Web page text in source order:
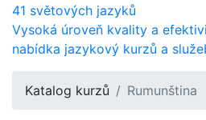
41 světových jazyků
Vysoká úroveň kvality a
nabídka jazykový kurzů a
Katalog kurzů Rumunština